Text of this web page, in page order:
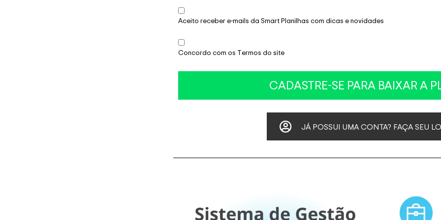
Aceito receber e-mails da Smart Planilhas com dicas e novidades
Concordo com os Termos do site
JÁ POSSUI UMA CONTA? FAÇA SEU